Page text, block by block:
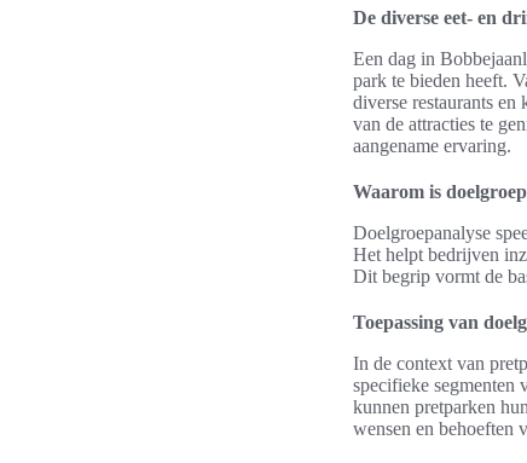
De diverse eet- en
Een dag in
park te bieden heeft.
diverse restaurants
van de attracties te
aangename ervaring.
Waarom is
Doelgroepanalyse
Het helpt bedrijven
Dit begrip vormt de
Toepassing van
In de context van
specifieke segmenten
kunnen pretparken
wensen en behoeften